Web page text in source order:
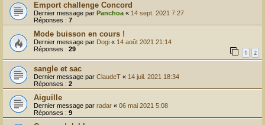
Emport challenge Concord
Dernier message par Panchoa « 14 sept. 2021 7:27
Réponses : 7
Mode buisson en cours !
Dernier message par Dogi « 14 août 2021 21:14
Réponses : 29 1 2
sangle et sac
Dernier message par ClaudeT « 14 juil. 2021 18:34
Réponses : 2
Aiguille
Dernier message par radar « 06 mai 2021 5:08
Réponses : 9